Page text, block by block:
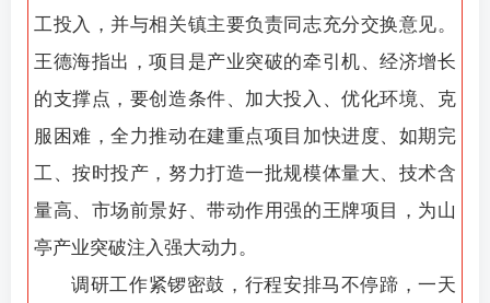
工投入，并与相关镇主要负责同志充分交换意见。
王德海指出，项目是产业突破的牵引机、经济增长
的支撑点，要创造条件、加大投入、优化环境、克
服困难，全力推动在建重点项目加快进度、如期完
工、按时投产，努力打造一批规模体量大、技术含
量高、市场前景好、带动作用强的王牌项目，为山
亭产业突破注入强大动力。
调研工作紧锣密鼓，行程安排马不停蹄，一天